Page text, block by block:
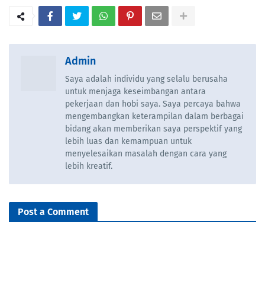
Admin
Saya adalah individu yang selalu berusaha
untuk menjaga keseimbangan antara
pekerjaan dan hobi saya. Saya percaya bahwa
mengembangkan keterampilan dalam berbagai
bidang akan memberikan saya perspektif yang
lebih luas dan kemampuan untuk
menyelesaikan masalah dengan cara yang
lebih kreatif.
Post a Comment